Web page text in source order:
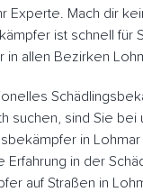
Experte. Mach dir
ist schnell für
in allen Bezirken
suchen, sind Sie bei
in
Erfahrung in der
auf Straßen in